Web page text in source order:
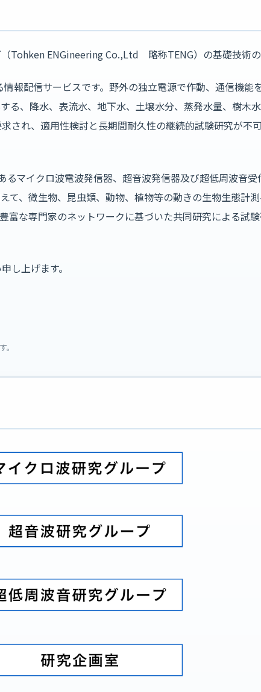
Tohken ENGineering Co.,Ltd 略称TENG）の基礎技術の
報配信サービスです。野外の独立電源で作動、通信機能
る、降水、表流水、地下水、土壌水分、蒸発水量、樹木
され、適用性検討と長期間耐久性の継続的試験研究が不
るマイクロ波電波発信器、超音波発信器及び超低周波音
て、微生物、昆虫類、動物、植物等の動きの生物生態計
富な専門家のネットワークに基づいた共同研究による試
し上げます。